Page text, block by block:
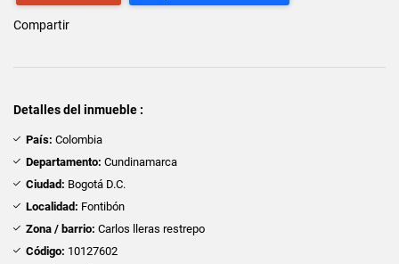
Compartir
Detalles del inmueble :
País: Colombia
Departamento: Cundinamarca
Ciudad: Bogotá D.C.
Localidad: Fontibón
Zona / barrio: Carlos lleras restrepo
Código: 10127602